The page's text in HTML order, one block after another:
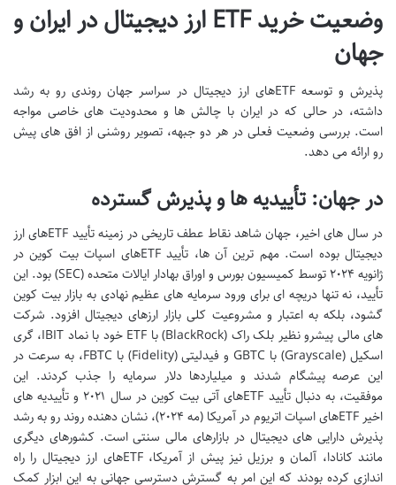
وضعیت خرید ETF ارز دیجیتال در ایران و
جهان
پذیرش و توسعه ETFهای ارز دیجیتال در سراسر جهان روندی رو به رشد
داشته، در حالی که در ایران با چالش ها و محدودیت های خاصی مواجه
است. بررسی وضعیت فعلی در هر دو جبهه، تصویر روشنی از افق های پیش
رو ارائه می دهد.
در جهان: تأییدیه ها و پذیرش گسترده
در سال های اخیر، جهان شاهد نقاط عطف تاریخی در زمینه تأیید ETFهای ارز
دیجیتال بوده است. مهم ترین آن ها، تأیید ETFهای اسپات بیت کوین در
ژانویه ۲۰۲۴ توسط کمیسیون بورس و اوراق بهادار ایالات متحده (SEC) بود. این
تأیید، نه تنها دریچه ای برای ورود سرمایه های عظیم نهادی به بازار بیت کوین
گشود، بلکه به اعتبار و مشروعیت کلی بازار ارزهای دیجیتال افزود. شرکت
های مالی پیشرو نظیر بلک راک (BlackRock) با ETF خود با نماد IBIT، گری
اسکیل (Grayscale) با GBTC و فیدلیتی (Fidelity) با FBTC، به سرعت در
این عرصه پیشگام شدند و میلیاردها دلار سرمایه را جذب کردند. این
موفقیت، به دنبال تأیید ETFهای آتی بیت کوین در سال ۲۰۲۱ و تأییدیه های
اخیر ETFهای اسپات اتریوم در آمریکا (مه ۲۰۲۴)، نشان دهنده روند رو به رشد
پذیرش دارایی های دیجیتال در بازارهای مالی سنتی است. کشورهای دیگری
مانند کانادا، آلمان و برزیل نیز پیش از آمریکا، ETFهای ارز دیجیتال را راه
اندازی کرده بودند که این امر به گسترش دسترسی جهانی به این ابزار کمک